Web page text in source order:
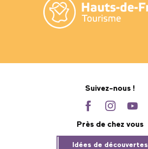
Suivez-nous !
Près de chez vous
Idées de découvertes